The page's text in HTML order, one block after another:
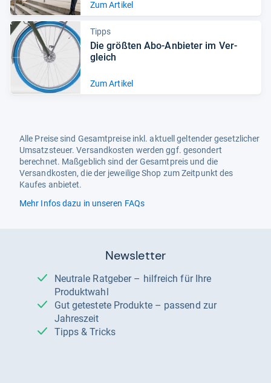
Zum Artikel
Tipps
Die größ­ten Abo-​Anbie­ter im Ver­
gleich
Zum Artikel
Alle Preise sind Gesamtpreise inkl. aktuell geltender gesetzlicher
Umsatzsteuer. Versandkosten werden ggf. gesondert
berechnet. Maßgeblich sind der Gesamtpreis und die
Versandkosten, die der jeweilige Shop zum Zeitpunkt des
Kaufes anbietet.
Mehr Infos dazu in unseren FAQs
Newsletter
Neutrale Ratgeber – hilfreich für Ihre
Produktwahl
Gut getestete Produkte – passend zur
Jahreszeit
Tipps & Tricks